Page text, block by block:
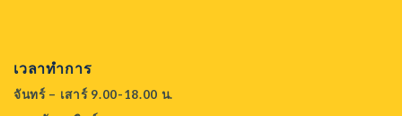
เวลาทำการ
จันทร์ – เสาร์ 9.00-18.00 น.